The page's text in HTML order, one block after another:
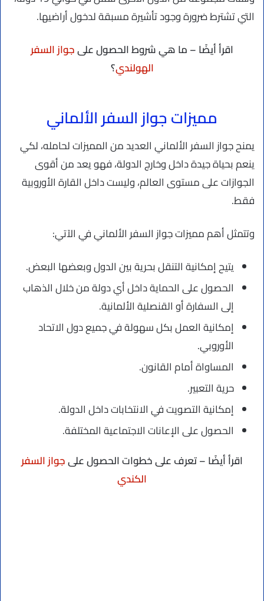
التي تشترط ضرورة وجود تأشيرة مسبقة لدخول أراضيها.
اقرأ أيضًا – ما هي شروط الحصول علىجواز السفر
الهولندي؟
مميزات جواز السفر الألماني
يمنح جواز السفر الألماني العديد من المميزات لحامله، لكي
ينعم بحياة جيدة داخل وخارج الدولة، فهو يعد من أقوى
الجوازات على مستوى العالم، وليست داخل القارة الأوروبية
فقط.
وتتمثل أهم مميزات جواز السفر الألماني في الآتي:
يتيح إمكانية التنقل بحرية بين الدول وبعضها البعض.
الحصول على الحماية داخل أي دولة من خلال الذهاب
إلى السفارة أو القنصلية الألمانية.
إمكانية العمل بكل سهولة في جميع دول الاتحاد
الأوروبي.
المساواة أمام القانون.
حرية التعبير.
إمكانية التصويت في الانتخابات داخل الدولة.
الحصول على الإعانات الاجتماعية المختلفة.
اقرأ أيضًا – تعرف على خطوات الحصول علىجواز السفر
الكندي